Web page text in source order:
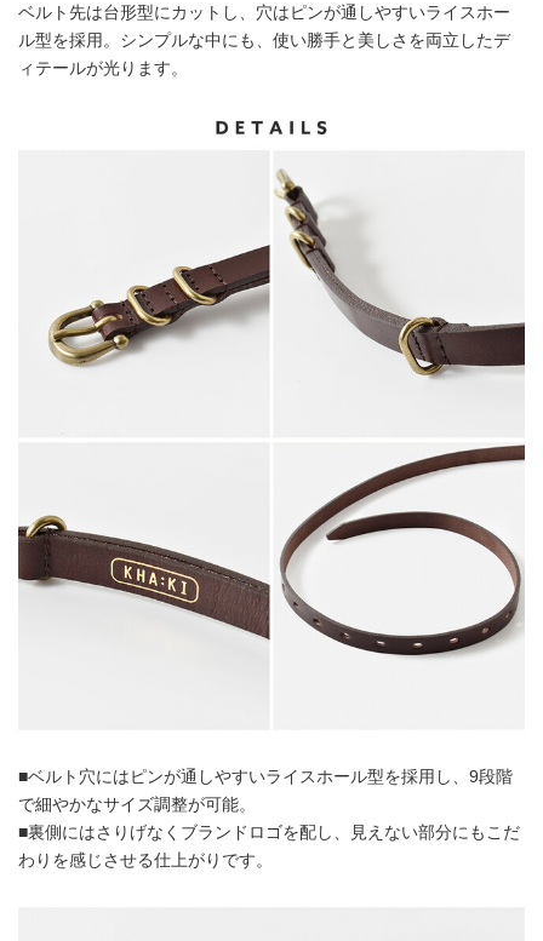
ベルト先は台形型にカットし、穴はピンが通しやすいライスホー
ル型を採用。シンプルな中にも、使い勝手と美しさを両立したデ
ィテールが光ります。
■ベルト穴にはピンが通しやすいライスホール型を採用し、9段階
で細やかなサイズ調整が可能。
■裏側にはさりげなくブランドロゴを配し、見えない部分にもこだ
わりを感じさせる仕上がりです。